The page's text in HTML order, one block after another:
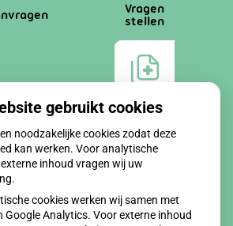
Vragen
stellen
Dossier
bekijken
gebruikt cookies
noodzakelijke cookies zodat deze
kan werken. Voor analytische
inhoud vragen wij uw
cookies werken wij samen met
Google Analytics. Voor externe inhoud